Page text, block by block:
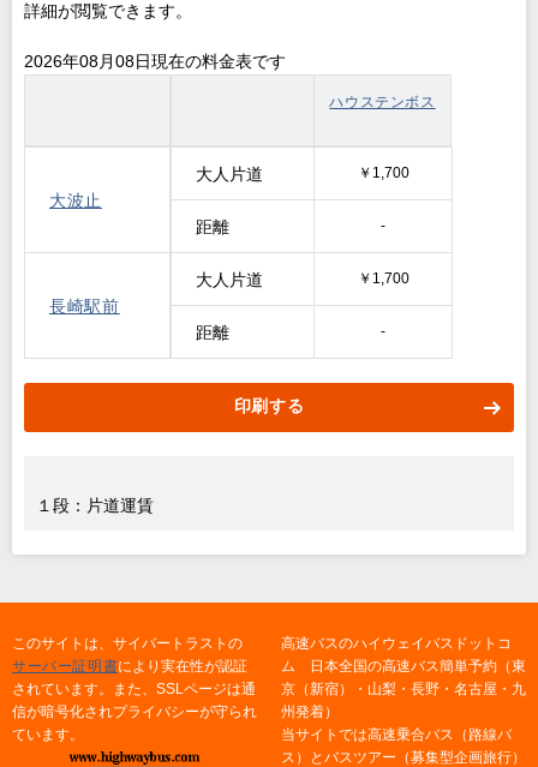
詳細が閲覧できます。
2026年08月08日現在の料金表です
ハウステンボス
大波止
長崎駅前
大人片道
距離
大人片道
距離
￥1,700
-
￥1,700
-
印刷する
１段：片道運賃
このサイトは、サイバートラストの
サーバー証明書により実在性が認証
されています。また、SSLページは通
信が暗号化されプライバシーが守られ
ています。
高速バスのハイウェイバスドットコ
ム 日本全国の高速バス簡単予約（東
京（新宿）・山梨・長野・名古屋・九
州発着）
当サイトでは高速乗合バス（路線バ
ス）とバスツアー（募集型企画旅行）